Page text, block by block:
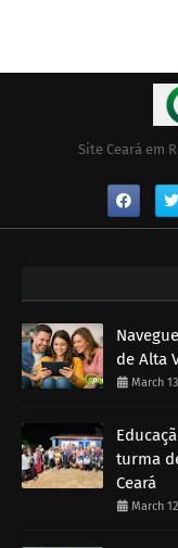
Site Ceará em
de Alta
March
turma
Ceará
March